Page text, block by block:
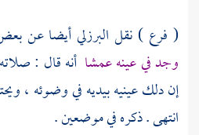
( فرع ) نقل البرزليأيضا عن
وجد في عينه عمشا أنه قال :
إن دلك عينيه بيديه في وضوئه ،
انتهى . ذكره في موضعين .